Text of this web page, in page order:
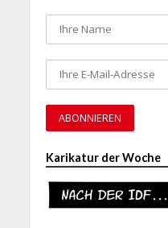
Karikatur der Woche